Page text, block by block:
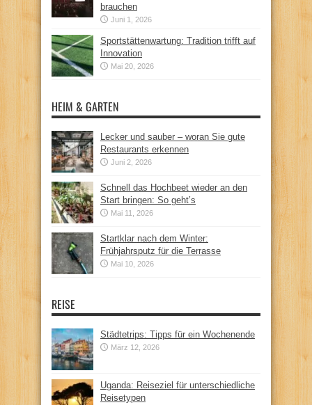
brauchen
Juni 1, 2026
Sportstättenwartung: Tradition trifft auf
Innovation
Mai 20, 2026
HEIM & GARTEN
Lecker und sauber – woran Sie gute
Restaurants erkennen
Juni 2, 2026
Schnell das Hochbeet wieder an den
Start bringen: So geht’s
Mai 11, 2026
Startklar nach dem Winter:
Frühjahrsputz für die Terrasse
Mai 10, 2026
REISE
Städtetrips: Tipps für ein Wochenende
März 12, 2026
Uganda: Reiseziel für unterschiedliche
Reisetypen